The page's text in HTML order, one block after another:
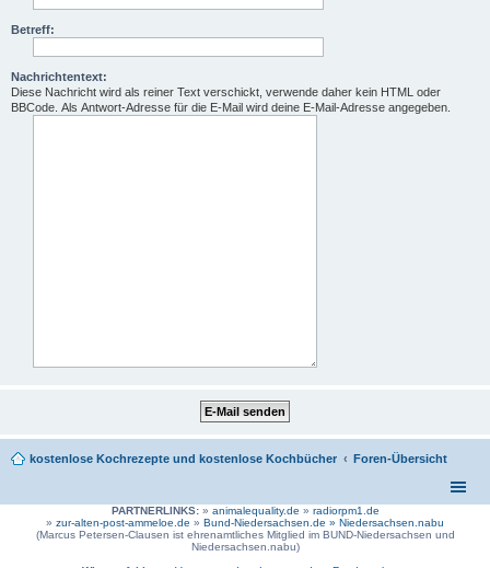
Betreff:
Nachrichtentext:
Diese Nachricht wird als reiner Text verschickt, verwende daher kein HTML oder
BBCode. Als Antwort-Adresse für die E-Mail wird deine E-Mail-Adresse angegeben.
kostenlose Kochrezepte und kostenlose Kochbücher Foren-Übersicht
PARTNERLINKS:» animalequality.de » radiorpm1.de
» zur-alten-post-ammeloe.de » Bund-Niedersachsen.de » Niedersachsen.nabu
(Marcus Petersen-Clausen ist ehrenamtliches Mitglied im BUND-Niedersachsen und
Niedersachsen.nabu)